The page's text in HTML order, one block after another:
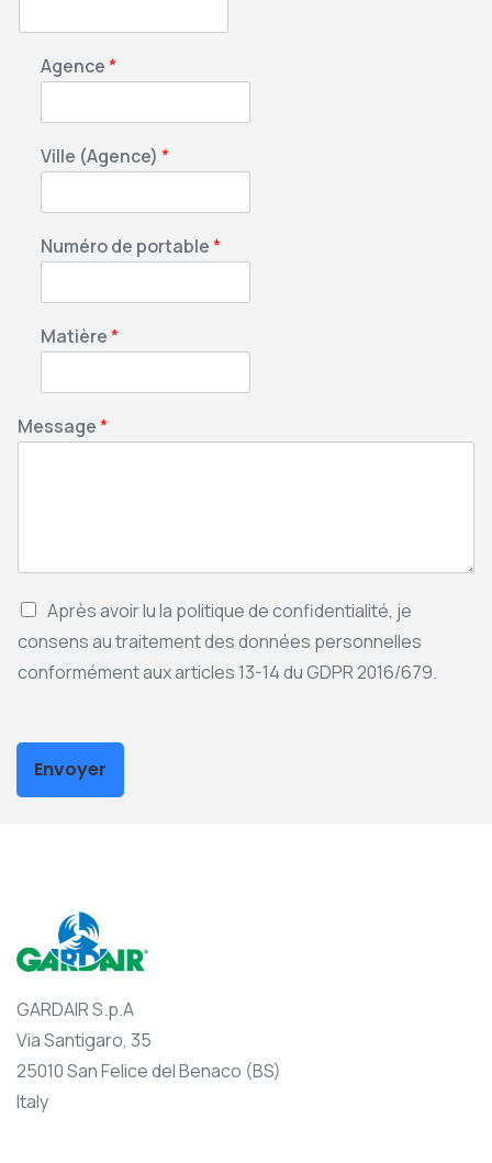
Agence*
Ville (Agence) *
Numéro de portable*
Matière*
Message*
Après avoir lu la politique de confidentialité, je
consens au traitement des données personnelles
conformément aux articles 13-14 du GDPR 2016/679.
Envoyer
GARDAIR S.p.A
Via Santigaro, 35
25010 San Felice del Benaco (BS)
Italy